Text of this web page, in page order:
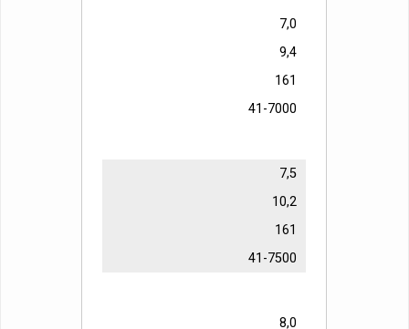
7,0
9,4
161
41-7000
7,5
10,2
161
41-7500
8,0